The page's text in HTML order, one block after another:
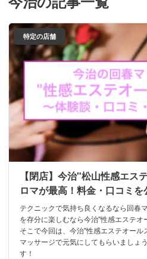
特定の店舗
【閉店】今治"松山性感エス
ロマが最高！料金・口コミを
テクニックで気持ち良くなるなら回春
を存分に楽しむなら今治"性感エステオ
そこで今回は、今治"性感エステオー
マッサージで元気にしてもらいましょ
す！